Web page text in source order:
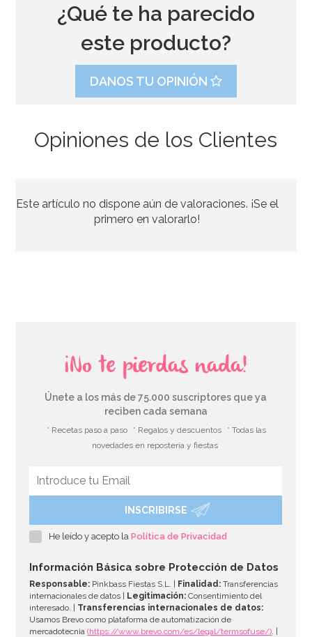
7,50€
¿Qué te ha parecido
este producto?
DANOS TU OPINIÓN
Opiniones de los Clientes
Este artículo no dispone aún de valoraciones. ¡Se el
primero en valorarlo!
¡No te pierdas nada!
Únete a los más de 75.000 suscriptores que ya
reciben cada semana
* Recetas paso a paso * Regalos y descuentos
* Todas las
novedades en repostería y fiestas
INSCRIBIRSE
He leído y acepto laPolítica de Privacidad
Información Básica sobre Protección de Datos
Responsable: Pinkbass Fiestas S.L. | Finalidad: Transferencias
internacionales de datos |
Legitimación: Consentimiento del
interesado. | Transferencias internacionales de datos:
Usamos Brevo como plataforma de automatización de
mercadotecnia(https://www.brevo.com/es/legal/termsofuse/). |